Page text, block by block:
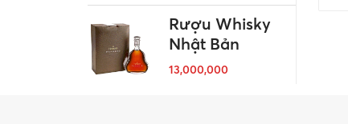
Rượu Whisky
Nhật Bản
13,000,000